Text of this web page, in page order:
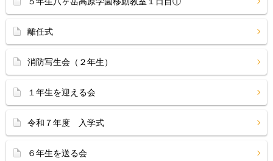
離任式
消防写生会（２年生）
１年生を迎える会
令和７年度 入学式
６年生を送る会